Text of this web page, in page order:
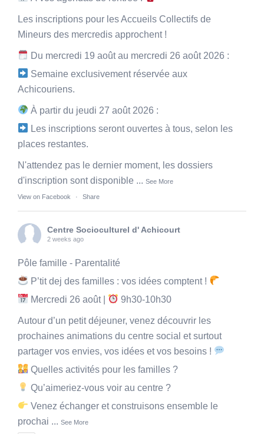
Les inscriptions pour les Accueils Collectifs de
Mineurs des mercredis approchent !
Du mercredi 19 août au mercredi 26 août 2026 :
Semaine exclusivement réservée aux
Achicouriens.
À partir du jeudi 27 août 2026 :
Les inscriptions seront ouvertes à tous, selon les
places restantes.
N'attendez pas le dernier moment, les dossiers
d'inscription sont disponible ... See More
View on Facebook · Share
Centre Socioculturel d' Achicourt
2 weeks ago
Pôle famille - Parentalité
P’tit dej des familles : vos idées comptent !
Mercredi 26 août |
9h30-10h30
Autour d’un petit déjeuner, venez découvrir les
prochaines animations du centre social et surtout
partager vos envies, vos idées et vos besoins !
Quelles activités pour les familles ?
Qu’aimeriez-vous voir au centre ?
Venez échanger et construisons ensemble le
prochai ... See More